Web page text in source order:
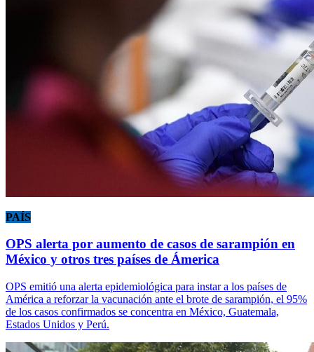
PAÍS
OPS alerta por aumento de casos de sarampión en
México y otros tres países de Ámerica
OPS emitió una alerta epidemiológica para instar a los países de
América a reforzar la vacunación ante el brote de sarampión, el 95%
de los casos confirmados se concentra en México, Guatemala,
Estados Unidos y Perú.